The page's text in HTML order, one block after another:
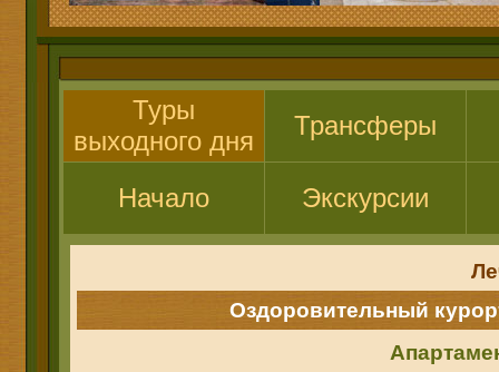
Туры
выходного дня
Трансферы
Начало Экскурсии
Оздоровительный